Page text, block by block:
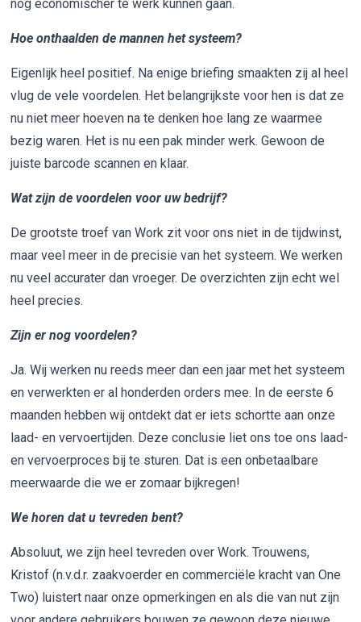
nog economischer te werk kunnen gaan.
Hoe onthaalden de mannen het systeem?
Eigenlijk heel positief. Na enige briefing smaakten zij al heel
vlug de vele voordelen. Het belangrijkste voor hen is dat ze
nu niet meer hoeven na te denken hoe lang ze waarmee
bezig waren. Het is nu een pak minder werk. Gewoon de
juiste barcode scannen en klaar.
Wat zijn de voordelen voor uw bedrijf?
De grootste troef van Work zit voor ons niet in de tijdwinst,
maar veel meer in de precisie van het systeem. We werken
nu veel accurater dan vroeger. De overzichten zijn echt wel
heel precies.
Zijn er nog voordelen?
Ja. Wij werken nu reeds meer dan een jaar met het systeem
en verwerkten er al honderden orders mee. In de eerste 6
maanden hebben wij ontdekt dat er iets schortte aan onze
laad- en vervoertijden. Deze conclusie liet ons toe ons laad-
en vervoerproces bij te sturen. Dat is een onbetaalbare
meerwaarde die we er zomaar bijkregen!
We horen dat u tevreden bent?
Absoluut, we zijn heel tevreden over Work. Trouwens,
Kristof (n.v.d.r. zaakvoerder en commerciële kracht van One
Two) luistert naar onze opmerkingen en als die van nut zijn